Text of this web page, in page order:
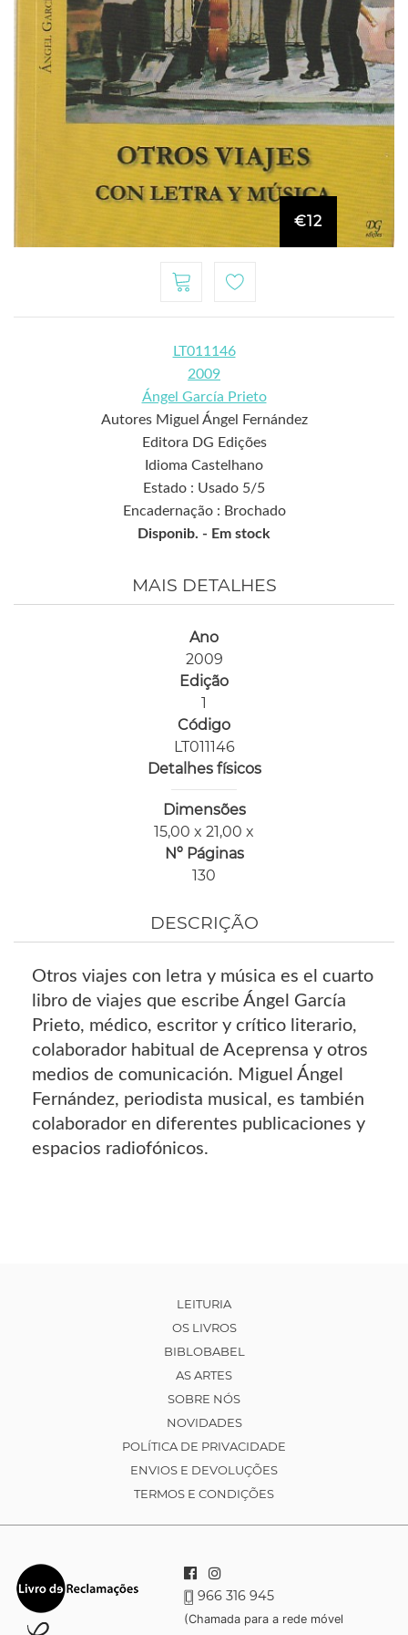
€12
LT011146
2009
Ángel García Prieto
Autores Miguel Ángel Fernández
Editora DG Edições
Idioma Castelhano
Estado : Usado 5/5
Encadernação : Brochado
Disponib. - Em stock
MAIS DETALHES
Ano
2009
Edição
1
Código
LT011146
Detalhes físicos
Dimensões
15,00 x 21,00 x
Nº Páginas
130
DESCRIÇÃO
Otros viajes con letra y música es el cuarto
libro de viajes que escribe Ángel García
Prieto, médico, escritor y crítico literario,
colaborador habitual de Aceprensa y otros
medios de comunicación. Miguel Ángel
Fernández, periodista musical, es también
colaborador en diferentes publicaciones y
espacios radiofónicos.
LEITURIA
OS LIVROS
BIBLOBABEL
AS ARTES
SOBRE NÓS
NOVIDADES
POLÍTICA DE PRIVACIDADE
ENVIOS E DEVOLUÇÕES
TERMOS E CONDIÇÕES
966 316 945
(Chamada para a rede móvel